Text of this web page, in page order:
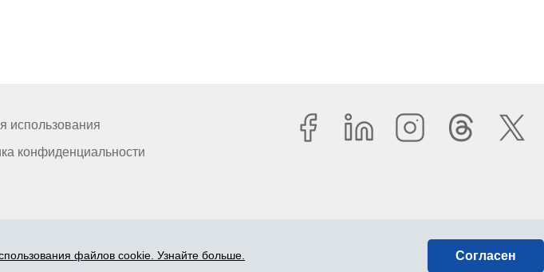
использования
конфиденциальности
"BEZRINDAS.LV".файлов cookie. Узнайте больше. Согласен